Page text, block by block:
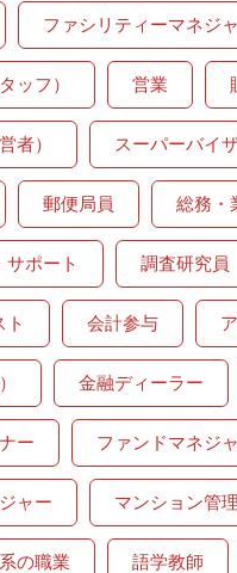
ファシリティーマネジ
ッフ） 営業
者） スーパーバイ
郵便局員 総務・
サポート 調査研究員
ト 会計参与
金融ディーラー
ー ファンドマネジ
ャー マンション管
の職業 語学教師